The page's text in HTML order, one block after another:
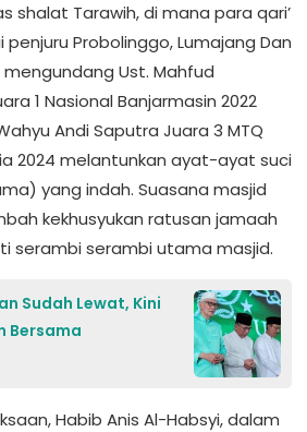
shalat Tarawih, di mana para qari’
Probolinggo, Lumajang Dan
Ust. Mahfud
1 Nasional Banjarmasin 2022
Andi Saputra Juara 3 MTQ
2024 melantunkan ayat-ayat suci
yang indah. Suasana masjid
kekhusyukan ratusan jamaah
serambi serambi utama masjid.
Sudah Lewat, Kini
Bersama
Habib Anis Al-Habsyi, dalam